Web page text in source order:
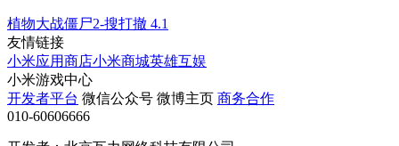
植物大战僵尸2-搜打撤 4.1
友情链接
小米应用商店小米商城英雄互娱
小米游戏中心
开发者平台 微信公众号 微博主页 商务合作
010-60606666